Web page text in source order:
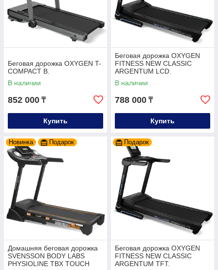
Беговая дорожка OXYGEN T-
COMPACT B.
В наличии
852 000 ₸
Купить
Беговая дорожка OXYGEN
FITNESS NEW CLASSIC
ARGENTUM LCD.
В наличии
788 000 ₸
Купить
Новинка Подарок
Домашняя беговая дорожка
SVENSSON BODY LABS
PHYSIOLINE TBX TOUCH
Подарок
Беговая дорожка OXYGEN
FITNESS NEW CLASSIC
ARGENTUM TFT.